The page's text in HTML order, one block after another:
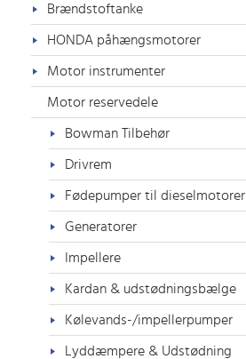
Brændstoftanke
HONDA påhængsmotorer
Motor instrumenter
Motor reservedele
Bowman Tilbehør
Drivrem
Fødepumper til dieselmotorer
Generatorer
Impellere
Kardan & udstødningsbælge
Kølevands-/impellerpumper
Lyddæmpere & Udstødning